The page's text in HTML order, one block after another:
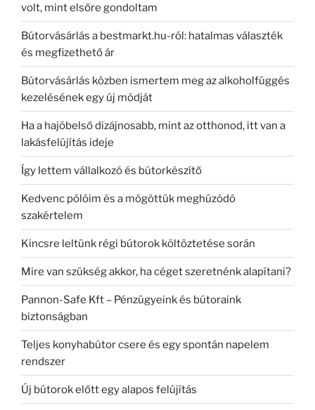
volt, mint elsőre gondoltam
Bútorvásárlás a bestmarkt.hu-ról: hatalmas választék
és megfizethető ár
Bútorvásárlás közben ismertem meg az alkoholfüggés
kezelésének egy új módját
Ha a hajóbelső dizájnosabb, mint az otthonod, itt van a
lakásfelújítás ideje
Így lettem vállalkozó és bútorkészítő
Kedvenc pólóim és a mögöttük meghúzódó
szakértelem
Kincsre leltünk régi bútorok költöztetése során
Mire van szükség akkor, ha céget szeretnénk alapítani?
Pannon-Safe Kft – Pénzügyeink és bútoraink
biztonságban
Teljes konyhabútor csere és egy spontán napelem
rendszer
Új bútorok előtt egy alapos felújítás